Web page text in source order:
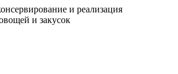
и реализация
и закусок